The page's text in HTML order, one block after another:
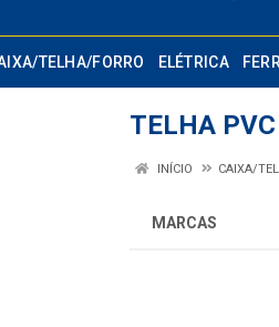
TELHA/FORRO ELÉTRICA
TELHA
INÍCIO CAIXA/
MARCAS